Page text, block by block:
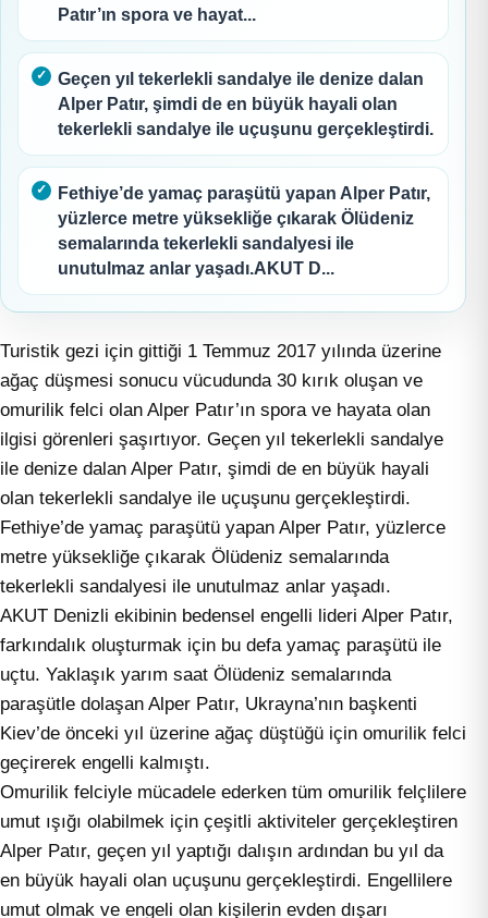
Patır’ın spora ve hayat...
Geçen yıl tekerlekli sandalye ile denize dalan
Alper Patır, şimdi de en büyük hayali olan
tekerlekli sandalye ile uçuşunu gerçekleştirdi.
Fethiye’de yamaç paraşütü yapan Alper Patır,
yüzlerce metre yüksekliğe çıkarak Ölüdeniz
semalarında tekerlekli sandalyesi ile
unutulmaz anlar yaşadı.AKUT D...
Turistik gezi için gittiği 1 Temmuz 2017 yılında üzerine
ağaç düşmesi sonucu vücudunda 30 kırık oluşan ve
omurilik felci olan Alper Patır’ın spora ve hayata olan
ilgisi görenleri şaşırtıyor. Geçen yıl tekerlekli sandalye
ile denize dalan Alper Patır, şimdi de en büyük hayali
olan tekerlekli sandalye ile uçuşunu gerçekleştirdi.
Fethiye’de yamaç paraşütü yapan Alper Patır, yüzlerce
metre yüksekliğe çıkarak Ölüdeniz semalarında
tekerlekli sandalyesi ile unutulmaz anlar yaşadı.
AKUT Denizli ekibinin bedensel engelli lideri Alper Patır,
farkındalık oluşturmak için bu defa yamaç paraşütü ile
uçtu. Yaklaşık yarım saat Ölüdeniz semalarında
paraşütle dolaşan Alper Patır, Ukrayna’nın başkenti
Kiev’de önceki yıl üzerine ağaç düştüğü için omurilik felci
geçirerek engelli kalmıştı.
Omurilik felciyle mücadele ederken tüm omurilik felçlilere
umut ışığı olabilmek için çeşitli aktiviteler gerçekleştiren
Alper Patır, geçen yıl yaptığı dalışın ardından bu yıl da
en büyük hayali olan uçuşunu gerçekleştirdi. Engellilere
umut olmak ve engeli olan kişilerin evden dışarı